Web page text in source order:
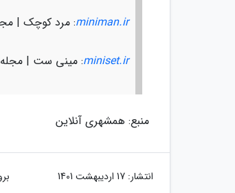
miniman.ir: مرد کوچک |
miniset.ir: مینی ست | مجله
منبع: همشهری آنلاین
انتشار: 17 اردیبهشت 1401